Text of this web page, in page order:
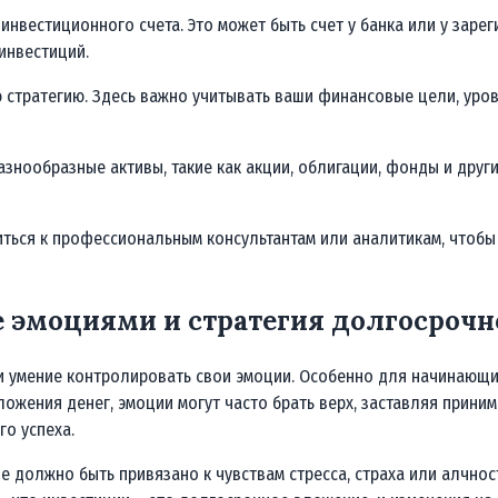
счета. Это может быть счет у банка или у
Здесь важно учитывать ваши финансовые цели,
активы, такие как акции, облигации, фонды и
к профессиональным консультантам или аналитикам,
и стратегия
контролировать свои эмоции. Особенно для
денег, эмоции могут часто брать верх, заставляя
успеха.
должно быть привязано к чувствам стресса, страха или